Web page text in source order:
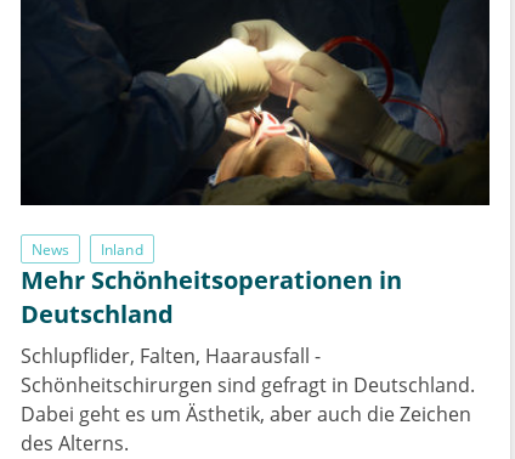
News Inland
Mehr Schönheitsoperationen in
Deutschland
Schlupflider, Falten, Haarausfall -
Schönheitschirurgen sind gefragt in Deutschland.
Dabei geht es um Ästhetik, aber auch die Zeichen
des Alterns.